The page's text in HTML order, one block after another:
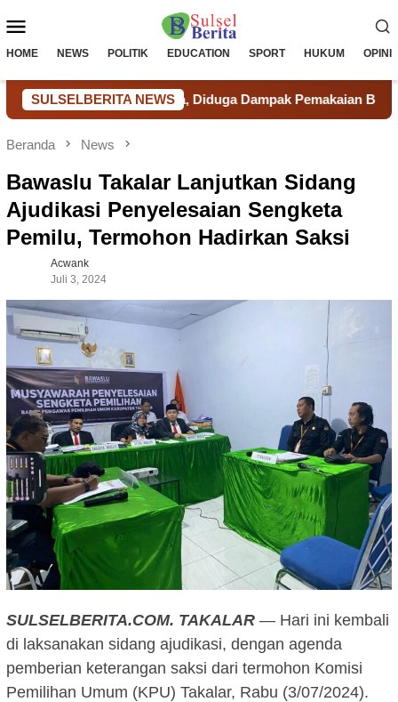
ke
Mobile
HOME NEWS POLITIK EDUCATION SPORT HUKUM OPINI
SULSELBERITA NEWS
Langka, Diduga Dampak Pemakaian Berlebihan
Beranda News
Bawaslu Takalar Lanjutkan Sidang
Ajudikasi Penyelesaian Sengketa
Pemilu, Termohon Hadirkan Saksi
Acwank
Juli 3, 2024
SULSELBERITA.COM. TAKALAR — Hari ini kembali
di laksanakan sidang ajudikasi, dengan agenda
pemberian keterangan saksi dari termohon Komisi
Pemilihan Umum (KPU) Takalar, Rabu (3/07/2024).